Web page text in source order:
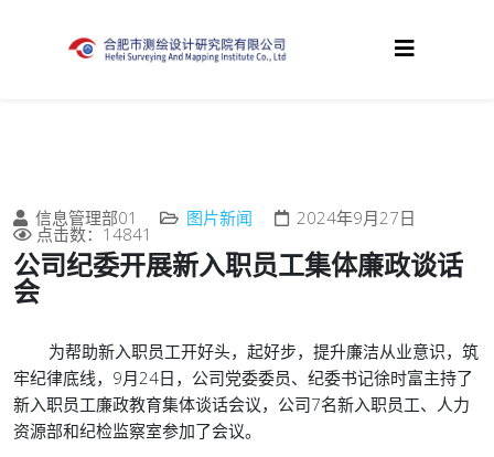
信息管理部01 图片新闻 2024年9月27日
点击数：14841
公司纪委开展新入职员工集体廉政谈话
会
为帮助新入职员工开好头，起好步，提升廉洁从业意识，筑
牢纪律底线，9月24日，公司党委委员、纪委书记徐时富主持了
新入职员工廉政教育集体谈话会议，公司7名新入职员工、人力
资源部和纪检监察室参加了会议。